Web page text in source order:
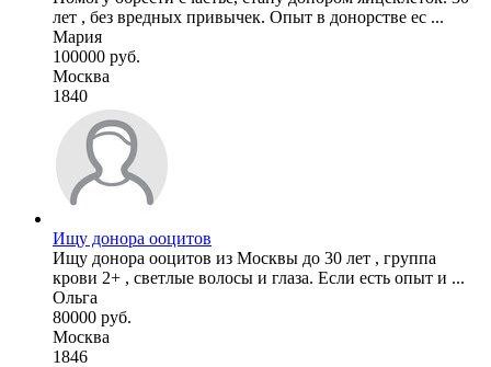
лет , без вредных привычек. Опыт в донорстве ес ...
Мария
100000 руб.
Москва
1840
Ищу донора ооцитов
Ищу донора ооцитов из Москвы до 30 лет , группа
крови 2+ , светлые волосы и глаза. Если есть опыт и ...
Ольга
80000 руб.
Москва
1846